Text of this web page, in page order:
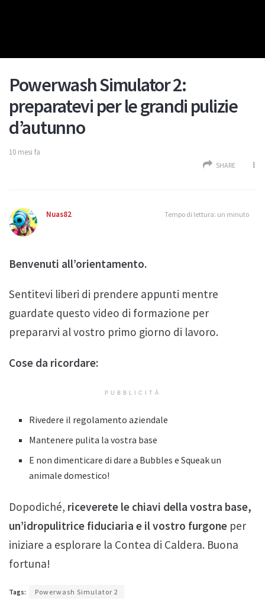
Powerwash Simulator 2:
preparatevi per le grandi pulizie
d’autunno
10 mesi fa
SHARE
Nuas82 Tempo di lettura: un minuto
Benvenuti all’orientamento.
Sentitevi liberi di prendere appunti mentre
guardate questo video di formazione per
prepararvi al vostro primo giorno di lavoro.
Cose da ricordare:
PUBBLICITÀ
Rivedere il regolamento aziendale
Mantenere pulita la vostra base
E non dimenticare di dare a Bubbles e Squeak un
animale domestico!
Dopodiché, riceverete le chiavi della vostra base,
un’idropulitrice fiduciaria e il vostro furgone per
iniziare a esplorare la Contea di Caldera. Buona
fortuna!
Tags: Powerwash Simulator 2